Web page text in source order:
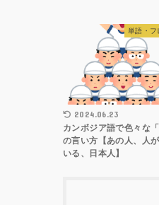
単語・フ
2024.06.23
カンボジア語で色々な「
の言い方【あの人、人
いる、日本人】